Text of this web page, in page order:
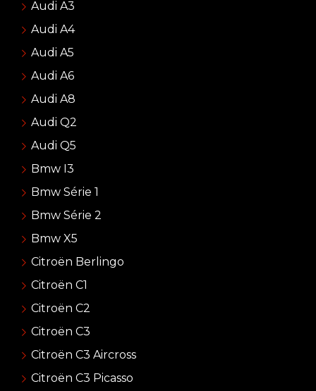
Audi A3
Audi A4
Audi A5
Audi A6
Audi A8
Audi Q2
Audi Q5
Bmw I3
Bmw Série 1
Bmw Série 2
Bmw X5
Citroën Berlingo
Citroën C1
Citroën C2
Citroën C3
Citroën C3 Aircross
Citroën C3 Picasso